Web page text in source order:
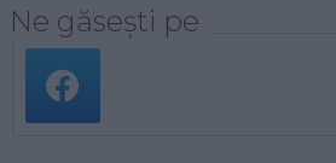
Ne găsești pe